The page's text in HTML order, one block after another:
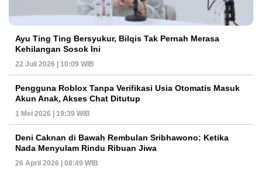
Ayu Ting Ting Bersyukur, Bilqis Tak Pernah Merasa
Kehilangan Sosok Ini
22 Juli 2026 | 10:09 WIB
Pengguna Roblox Tanpa Verifikasi Usia Otomatis Masuk
Akun Anak, Akses Chat Ditutup
1 Mei 2026 | 19:39 WIB
Deni Caknan di Bawah Rembulan Sribhawono: Ketika
Nada Menyulam Rindu Ribuan Jiwa
26 April 2026 | 08:49 WIB